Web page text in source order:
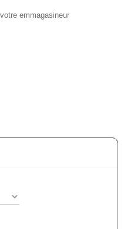
emmagasineur